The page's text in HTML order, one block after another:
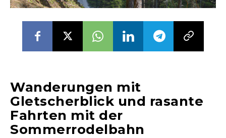
Wanderungen mit
Gletscherblick und rasante
Fahrten mit der
Sommerrodelbahn